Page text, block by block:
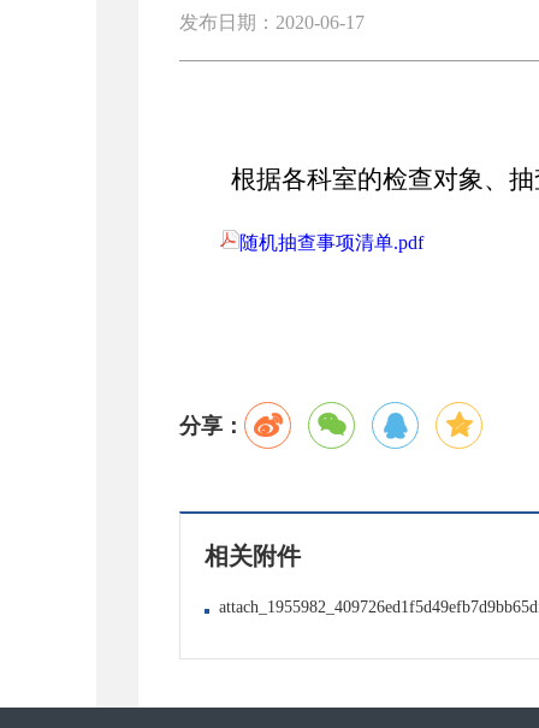
发布日期：2020-06-17
根据各科室的检查对象、
随机抽查事项清单.pdf
分享：
相关附件